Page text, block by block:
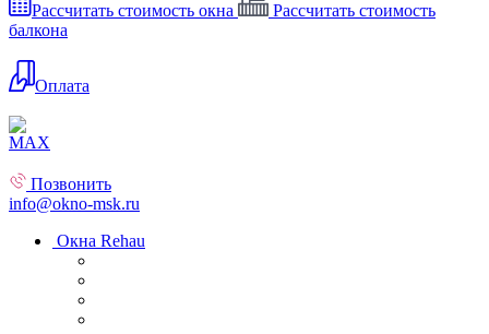
Рассчитать стоимость окна
Рассчитать стоимость
балкона
Оплата
Позвонить
info@okno-msk.ru
Окна Rehau